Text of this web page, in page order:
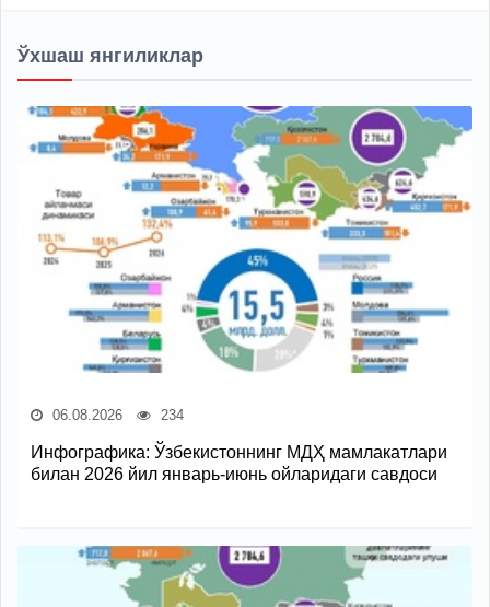
Ўхшаш янгиликлар
06.08.2026 234
Инфографика: Ўзбекистоннинг МДҲ мамлакатлари
билан 2026 йил январь-июнь ойларидаги савдоси